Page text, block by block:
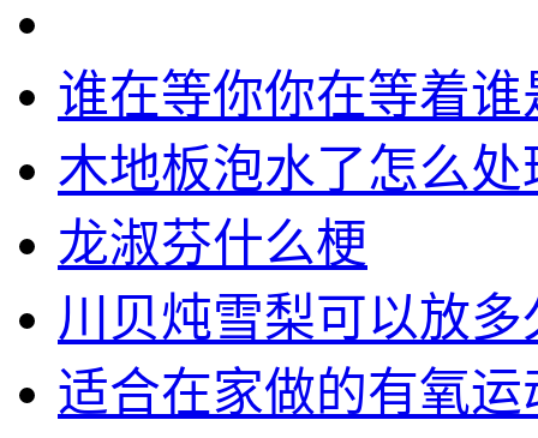
谁在等你你在等着谁
木地板泡水了怎么处
龙淑芬什么梗
川贝炖雪梨可以放多
适合在家做的有氧运